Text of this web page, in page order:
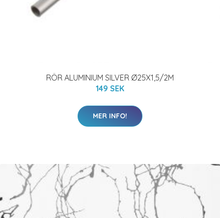
RÖR ALUMINIUM SILVER Ø25X1,5/2M
149 SEK
MER INFO!